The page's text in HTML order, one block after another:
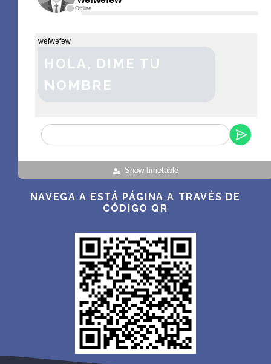
Offline
Show timetable
wefwefew
HOLA, DIME TU
NOMBRE
NAVEGA A ESTÁ PÁGINA A TRAVÉS DE
CÓDIGO QR